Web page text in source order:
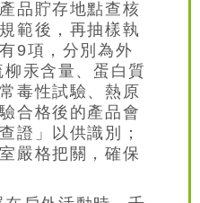
品貯存地點查核
範後，再抽樣執
9項，分別為外
汞含量、蛋白質
毒性試驗、熱原
合格後的產品會
證」以供識別；
嚴格把關，確保